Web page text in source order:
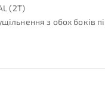
(2T)
з обох боків